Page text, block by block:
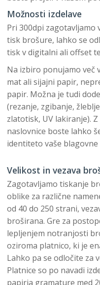
Možnosti izdelave
Pri 300dpi
tisk brošure, lahko se
tisk v digitalni ali offset
Na izbiro ponujamo več
mat ali sijajni papir,
papir. Možna je tudi
(rezanje, zgibanje,
zlatotisk, UV lakiranje).
naslovnice boste lahko
identiteto vaše
Velikost in vezava
Zagotavljamo tiskanje
oblike za različne
od 40 do 250 strani,
broširana. Gre za
lepljenjem notranjosti
oziroma platnico, ki je
Lahko pa se odločite za
Platnice so po navadi
papirja gramature med